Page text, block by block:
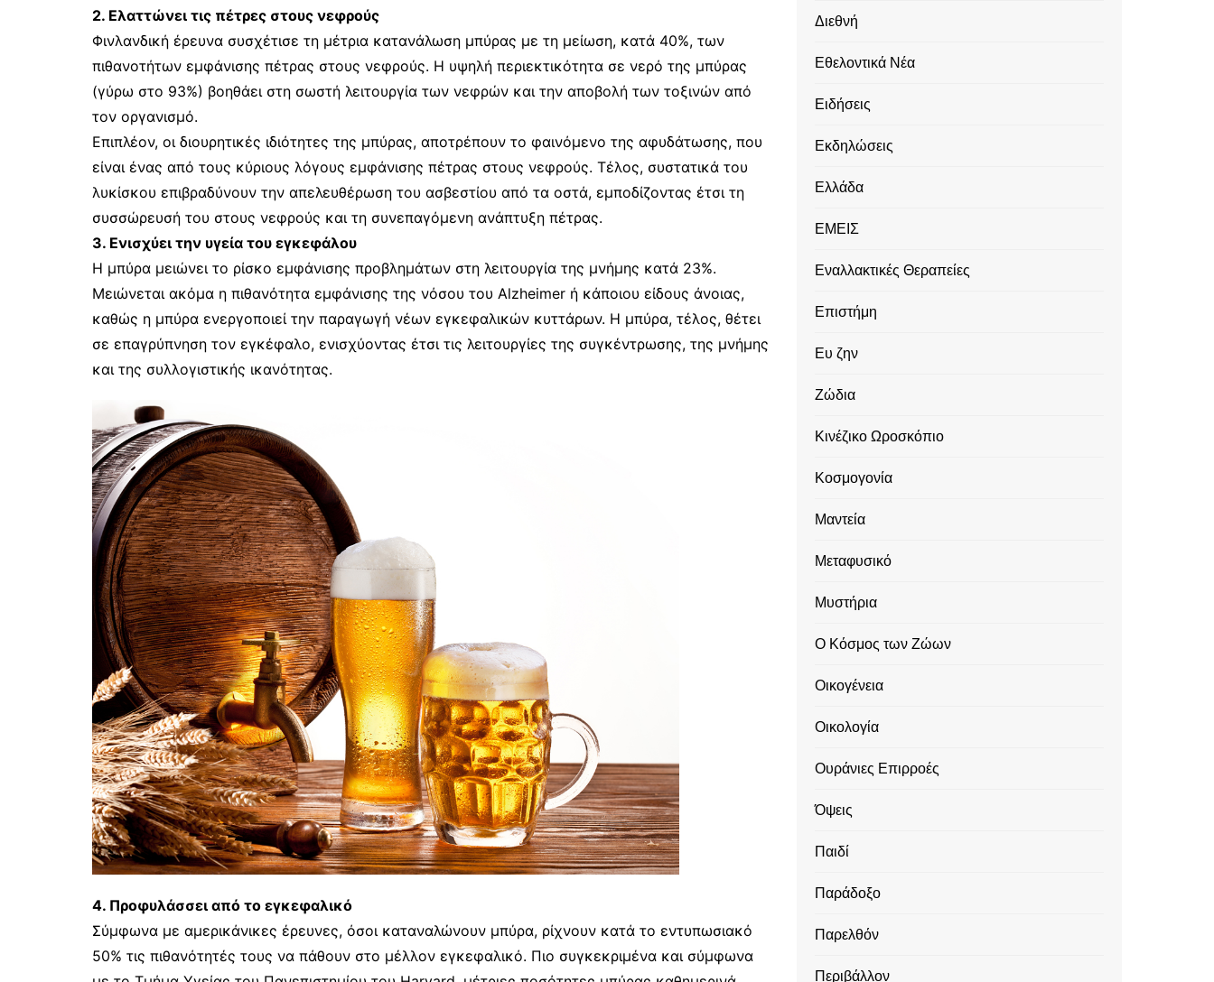
2. Ελαττώνει τις πέτρες στους νεφρούς
Φινλανδική έρευνα συσχέτισε τη μέτρια κατανάλωση μπύρας με τη μείωση, κατά 40%, των
πιθανοτήτων εμφάνισης πέτρας στους νεφρούς. Η υψηλή περιεκτικότητα σε νερό της μπύρας
(γύρω στο 93%) βοηθάει στη σωστή λειτουργία των νεφρών και την αποβολή των τοξινών από
τον οργανισμό.
Επιπλέον, οι διουρητικές ιδιότητες της μπύρας, αποτρέπουν το φαινόμενο της αφυδάτωσης, που
είναι ένας από τους κύριους λόγους εμφάνισης πέτρας στους νεφρούς. Τέλος, συστατικά του
λυκίσκου επιβραδύνουν την απελευθέρωση του ασβεστίου από τα οστά, εμποδίζοντας έτσι τη
συσσώρευσή του στους νεφρούς και τη συνεπαγόμενη ανάπτυξη πέτρας.
3. Ενισχύει την υγεία του εγκεφάλου
Η μπύρα μειώνει το ρίσκο εμφάνισης προβλημάτων στη λειτουργία της μνήμης κατά 23%.
Μειώνεται ακόμα η πιθανότητα εμφάνισης της νόσου του Alzheimer ή κάποιου είδους άνοιας,
καθώς η μπύρα ενεργοποιεί την παραγωγή νέων εγκεφαλικών κυττάρων. Η μπύρα, τέλος, θέτει
σε επαγρύπνηση τον εγκέφαλο, ενισχύοντας έτσι τις λειτουργίες της συγκέντρωσης, της μνήμης
και της συλλογιστικής ικανότητας.
4. Προφυλάσσει από το εγκεφαλικό
Σύμφωνα με αμερικάνικες έρευνες, όσοι καταναλώνουν μπύρα, ρίχνουν κατά το εντυπωσιακό
50% τις πιθανότητές τους να πάθουν στο μέλλον εγκεφαλικό. Πιο συγκεκριμένα και σύμφωνα
Διεθνή
Εθελοντικά Νέα
Ειδήσεις
Εκδηλώσεις
Ελλάδα
ΕΜΕΙΣ
Εναλλακτικές Θεραπείες
Επιστήμη
Ευ ζην
Ζώδια
Κινέζικο Ωροσκόπιο
Κοσμογονία
Μαντεία
Μεταφυσικό
Μυστήρια
Ο Κόσμος των Ζώων
Οικογένεια
Οικολογία
Ουράνιες Επιρροές
Όψεις
Παιδί
Παράδοξο
Παρελθόν
Περιβάλλον